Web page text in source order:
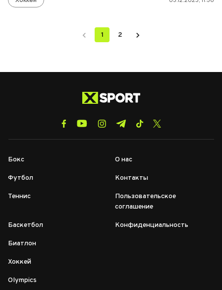
1 2
Бокс
Футбол
Теннис
Баскетбол
Биатлон
Хоккей
Olympics
О нас
Контакты
Пользовательское
соглашение
Конфиденциальность